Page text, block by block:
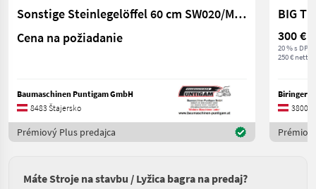
Sonstige Steinlegelöffel 60 cm SW020/MH10
Cena na požiadanie
Baumaschinen Puntigam GmbH
8483 Štajersko
Prémiový Plus predajca
300 €
20 % s DPH
250 € netto
Biringer
3800
Máte Stroje na stavbu / Lyžica bagra na predaj?